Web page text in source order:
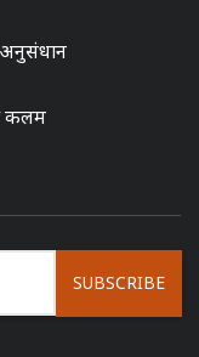
अनुसंधान
कलम
SUBSCRIBE